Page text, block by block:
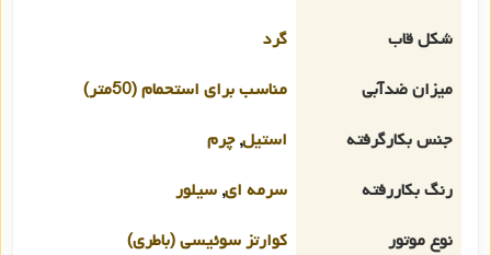
شکل قاب
گرد
میزان ضدآبی
مناسب برای استحمام (50متر)
جنس بکارگرفته
استیل,چرم
رنگ بکاررفته
سرمه ای, سیلور
نوع موتور
کوارتز سوئیسی (باطری)